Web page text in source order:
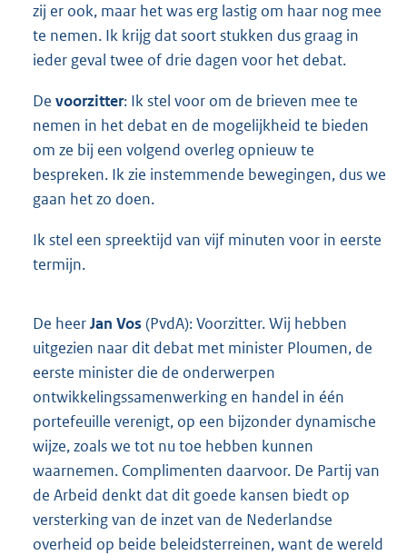
zij er ook, maar het was erg lastig om haar nog mee
te nemen. Ik krijg dat soort stukken dus graag in
ieder geval twee of drie dagen voor het debat.
De voorzitter: Ik stel voor om de brieven mee te
nemen in het debat en de mogelijkheid te bieden
om ze bij een volgend overleg opnieuw te
bespreken. Ik zie instemmende bewegingen, dus we
gaan het zo doen.
Ik stel een spreektijd van vijf minuten voor in eerste
termijn.
De heerJan Vos (PvdA): Voorzitter. Wij hebben
uitgezien naar dit debat met minister Ploumen, de
eerste minister die de onderwerpen
ontwikkelingssamenwerking en handel in één
portefeuille verenigt, op een bijzonder dynamische
wijze, zoals we tot nu toe hebben kunnen
waarnemen. Complimenten daarvoor. De Partij van
de Arbeid denkt dat dit goede kansen biedt op
versterking van de inzet van de Nederlandse
overheid op beide beleidsterreinen, want de wereld